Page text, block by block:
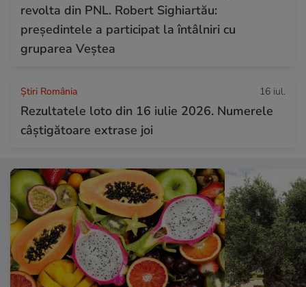
revolta din PNL. Robert Sighiartău:
președintele a participat la întâlniri cu
gruparea Veștea
Știri România 16 iul.
Rezultatele loto din 16 iulie 2026. Numerele
câștigătoare extrase joi